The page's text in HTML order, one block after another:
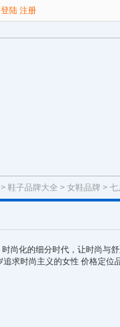
登陆 注册
> 鞋子品牌大全 > 女鞋品牌 > 七
尚化的细分时代，让时尚与
求时尚主义的女性 价格定